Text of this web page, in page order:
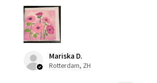
Mariska D.
Rotterdam, ZH